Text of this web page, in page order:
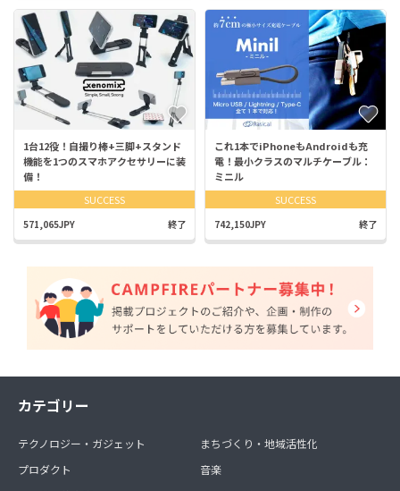
1台12役！自撮り棒+三脚+スタンド
機能を1つのスマホアクセサリーに装
備！
SUCCESS
571,065JPY 終了
これ1本でiPhoneもAndroidも充
電！最小クラスのマルチケーブル：
ミニル
SUCCESS
742,150JPY 終了
カテゴリー
テクノロジー・ガジェット
プロダクト
まちづくり・地域活性化
音楽